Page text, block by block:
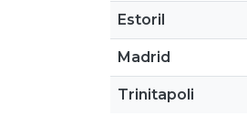
Estoril
Madrid
Trinitapoli